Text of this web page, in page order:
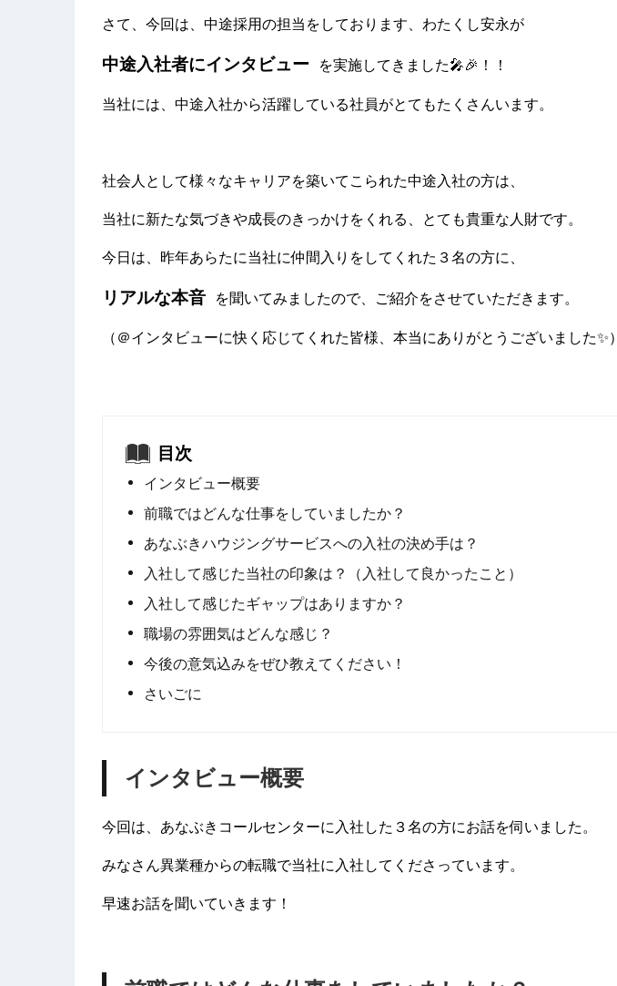
さて、今回は、中途採用の担当をしております、わたくし安永が
中途入社者にインタビュー を実施してきました🎤🎉！！
当社には、中途入社から活躍している社員がとてもたくさんいます。
社会人として様々なキャリアを築いてこられた中途入社の方は、
当社に新たな気づきや成長のきっかけをくれる、とても貴重な人財です。
今日は、昨年あらたに当社に仲間入りをしてくれた３名の方に、
リアルな本音 を聞いてみましたので、ご紹介をさせていただきます。
（＠インタビューに快く応じてくれた皆様、本当にありがとうございました✨）
目次
インタビュー概要
前職ではどんな仕事をしていましたか？
あなぶきハウジングサービスへの入社の決め手は？
入社して感じた当社の印象は？（入社して良かったこと）
入社して感じたギャップはありますか？
職場の雰囲気はどんな感じ？
今後の意気込みをぜひ教えてください！
さいごに
インタビュー概要
今回は、あなぶきコールセンターに入社した３名の方にお話を伺いました。
みなさん異業種からの転職で当社に入社してくださっています。
早速お話を聞いていきます！